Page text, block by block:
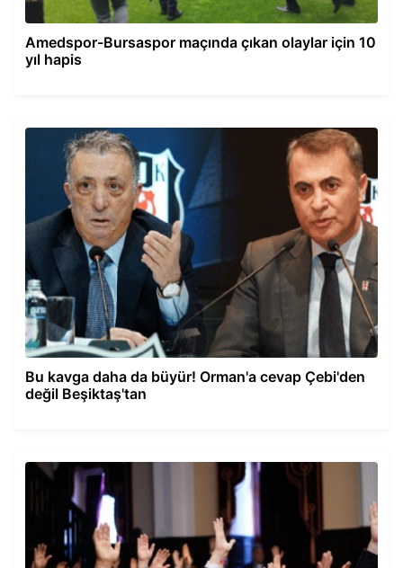
Amedspor-Bursaspor maçında çıkan olaylar için 10
yıl hapis
Bu kavga daha da büyür! Orman'a cevap Çebi'den
değil Beşiktaş'tan